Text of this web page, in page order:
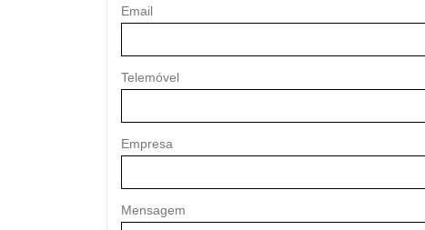
Email
Telemóvel
Empresa
Mensagem